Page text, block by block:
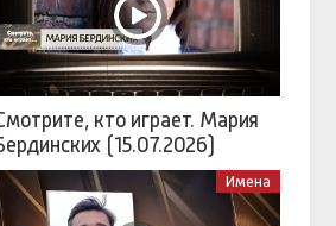
На Урале из казны
кто играет. Мария
(15.07.2026)
Имена